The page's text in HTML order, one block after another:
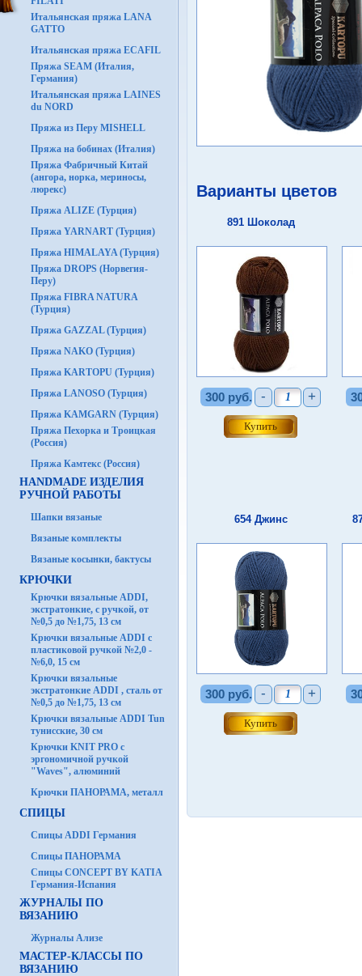
Итальянская пряжа LANA
GATTO
Итальянская пряжа ECAFIL
Пряжа SEAM (Италия,
Германия)
Итальянская пряжа LAINES
du NORD
Пряжа из Перу MISHELL
Пряжа на бобинах (Италия)
Пряжа Фабричный Китай
(ангора, норка, мериносы,
люрекс)
Пряжа ALIZE (Турция)
Пряжа YARNART (Турция)
Пряжа HIMALAYA (Турция)
Пряжа DROPS (Норвегия-
Перу)
Пряжа FIBRA NATURA
(Турция)
Пряжа GAZZAL (Турция)
Пряжа NAKO (Турция)
Пряжа KARTOPU (Турция)
Пряжа LANOSO (Турция)
Пряжа KAMGARN (Турция)
Пряжа Пехорка и Троицкая
(Россия)
Пряжа Камтекс (Россия)
HANDMADE ИЗДЕЛИЯ
РУЧНОЙ РАБОТЫ
Шапки вязаные
Вязаные комплекты
Вязаные косынки, бактусы
КРЮЧКИ
Крючки вязальные ADDI,
экстратонкие, с ручкой, от
№0,5 до №1,75, 13 см
Крючки вязальные ADDI с
пластиковой ручкой №2,0 -
№6,0, 15 см
Крючки вязальные
экстратонкие ADDI , сталь от
№0,5 до №1,75, 13 см
Крючки вязальные ADDI Tun
тунисские, 30 см
Крючки KNIT PRO с
эргономичной ручкой
"Waves", алюминий
Крючки ПАНОРАМА, металл
СПИЦЫ
Спицы ADDI Германия
Спицы ПАНОРАМА
Спицы CONCEPT BY KATIA
Германия-Испания
ЖУРНАЛЫ ПО
ВЯЗАНИЮ
Журналы Ализе
МАСТЕР-КЛАССЫ ПО
ВЯЗАНИЮ
Варианты цветов
891 Шоколад
300 руб. - +
654 Джинс
300 руб. - +